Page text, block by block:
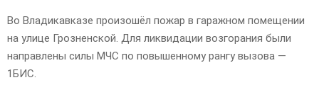
Во Владикавказе произошёл пожар в гаражном помещении
на улице Грозненской. Для ликвидации возгорания были
направлены силы МЧС по повышенному рангу вызова —
1БИС.